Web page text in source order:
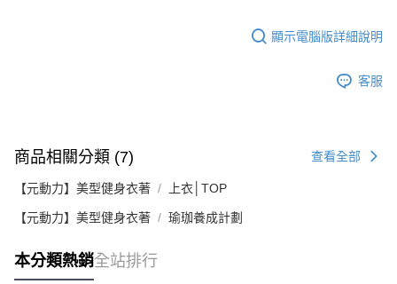
顯示電腦版詳細說明
客服
商品相關分類 (7) 查看全部
【元動力】美型健身衣著 上衣│TOP
【元動力】美型健身衣著 瑜珈養成計劃
本分類熱銷全站排行